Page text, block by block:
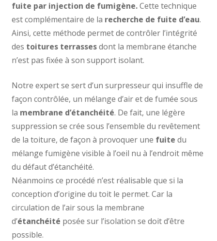
fuite par injection de fumigène.Cette technique
est complémentaire de la recherche de fuite d’eau.
Ainsi, cette méthode permet de contrôler l’intégrité
des toitures terrassesdont la membrane étanche
n’est pas fixée à son support isolant.
Notre expert se sert d’un surpresseur qui insuffle de
façon contrôlée, un mélange d’air et de fumée sous
la membrane d’étanchéité. De fait, une légère
suppression se crée sous l’ensemble du revêtement
de la toiture, de façon à provoquer une fuite du
mélange fumigène visible à l’oeil nu à l’endroit même
du défaut d’étanchéité.
Néanmoins ce procédé n’est réalisable que si la
conception d’origine du toit le permet. Car la
circulation de l’air sous la membrane
d’étanchéité posée sur l’isolation se doit d’être
possible.